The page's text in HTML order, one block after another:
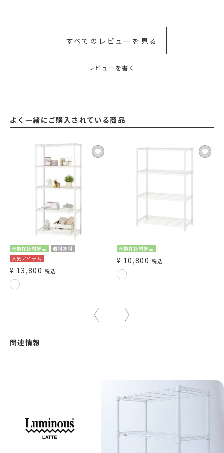
すべてのレビューを見る
レビューを書く
よく一緒にご購入されている商品
交換保証対象品
送料無料
人気アイテム
¥ 13,800 税込
交換保証対象品
¥ 10,800 税込
関連情報